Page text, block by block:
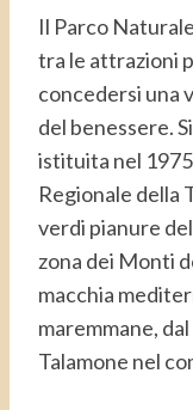
Il Parco
tra le attrazioni
concedersi una
del benessere.
istituita nel
Regionale della
verdi pianure
zona dei Monti
macchia
maremmane,
Talamone nel